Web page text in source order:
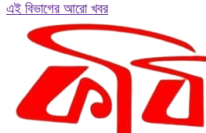
এই বিভাগের আরো খবর